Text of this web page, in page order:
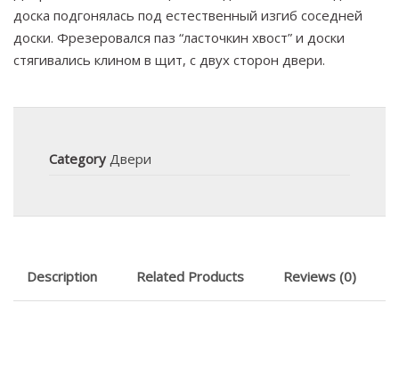
доска подгонялась под естественный изгиб соседней
доски. Фрезеровался паз “ласточкин хвост” и доски
стягивались клином в щит, с двух сторон двери.
Category Двери
Description Related Products Reviews (0)